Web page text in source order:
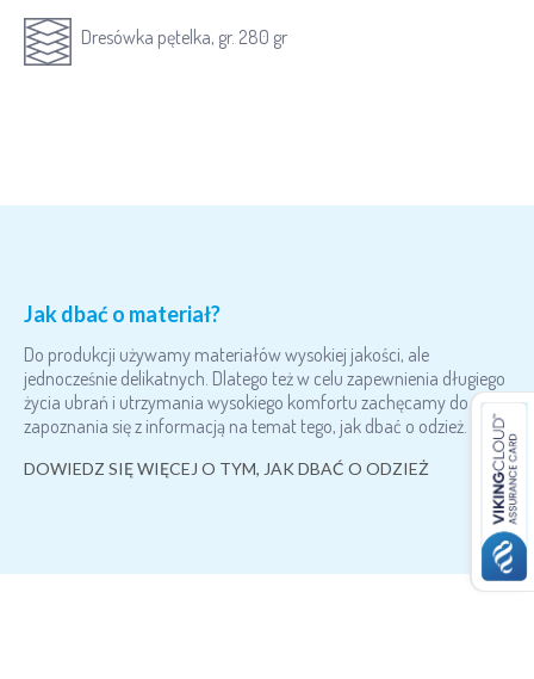
Dresówka pętelka, gr. 280 gr
Jak dbać o materiał?
Do produkcji używamy materiałów wysokiej jakości, ale
jednocześnie delikatnych. Dlatego też w celu zapewnienia długiego
życia ubrań i utrzymania wysokiego komfortu zachęcamy do
zapoznania się z informacją na temat tego, jak dbać o odzież.
DOWIEDZ SIĘ WIĘCEJ O TYM, JAK DBAĆ O ODZIEŻ